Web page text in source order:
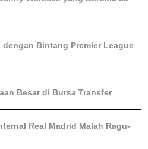
Bintang Premier League
Besar di Bursa Transfer
Real Madrid Malah Ragu-